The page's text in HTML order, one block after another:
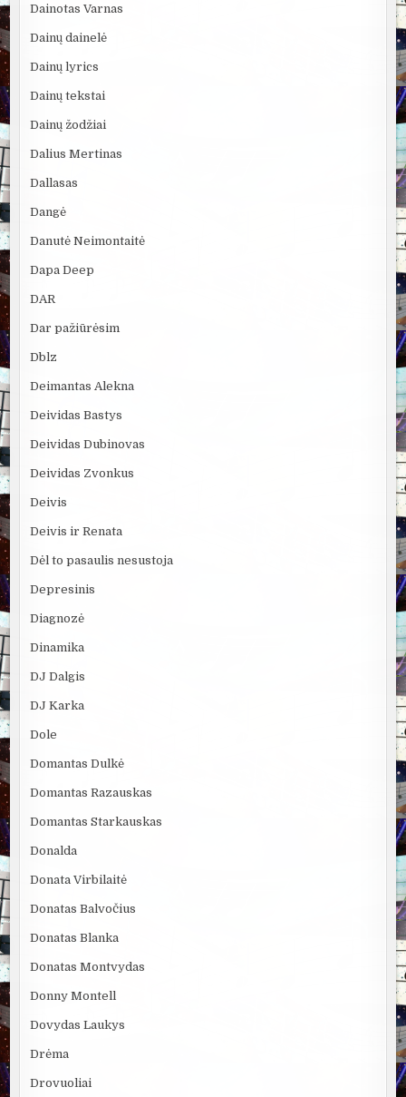
Dainotas Varnas
Dainų dainelė
Dainų lyrics
Dainų tekstai
Dainų žodžiai
Dalius Mertinas
Dallasas
Dangė
Danutė Neimontaitė
Dapa Deep
DAR
Dar pažiūrėsim
Dblz
Deimantas Alekna
Deividas Bastys
Deividas Dubinovas
Deividas Zvonkus
Deivis
Deivis ir Renata
Dėl to pasaulis nesustoja
Depresinis
Diagnozė
Dinamika
DJ Dalgis
DJ Karka
Dole
Domantas Dulkė
Domantas Razauskas
Domantas Starkauskas
Donalda
Donata Virbilaitė
Donatas Balvočius
Donatas Blanka
Donatas Montvydas
Donny Montell
Dovydas Laukys
Drėma
Drovuoliai